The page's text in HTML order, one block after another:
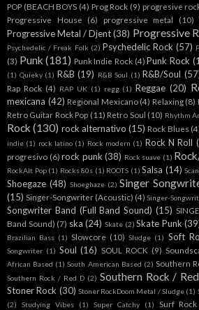
POP (BEACH BOYS (4) Prog Rock (9) progresive
Progressive House (6) progressive metal (10)
Progressive Metal / Djent (38) Progressive
Psychedelic / Freak Folk (2) Psychedelic Rock (57)
(3) Punk (181) Punk Indie Rock (4) Punk Rock
(1) Quieky (1) R&B (19) R&B Soul (1) R&B/Soul
Rap Rock (4) RAP UK (1) regg (1) Reggae (20)
mexicana (42) Regional Mexicano (4) Relaxing (8)
Retro Guitar Rock Pop (11) Retro Soul (10) Rhythm
Rock (130) rock alternativo (15) Rock Blues
indie (1) rock latino (1) Rock modern (1) Rock N Roll
progresivo (6) rock punk (38) Rock suave (1)
RockAlt Pop (1) Rocks 80s (1) ROOTS (1) Salsa (14)
Shoegaze (48) Shoeghaze (2) Singer
(15) Singer-Songwriter (Acoustic) (4) Singer-
Songwriter Band (Full Band Sound) (15)
Band Sound) (7) ska (24) Skate (2) Skate Punk
Brazilian Bass (1) Slowcore (10) Sludge (1) Soft
Songwriter (1) Soul (16) SOUL ROCK (9)
African Based (1) South American Based (2) Southern
Southern Rock / Red D (2) Southern Rock /
Stoner Rock (30) Stoner RockDoom Metal / Sludge (1)
(2)
Studying Vibes (1) Super Catchy (1) Surf Rock